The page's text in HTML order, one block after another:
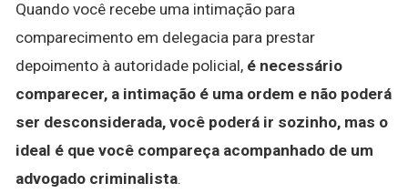
Quando você recebe uma intimação para
comparecimento em delegacia para prestar
depoimento à autoridade policial, é necessário
comparecer, a intimação é uma ordem e não poderá
ser desconsiderada, você poderá ir sozinho, mas o
ideal é que você compareça acompanhado de um
advogado criminalista.